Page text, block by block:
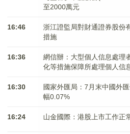
至2000萬元
16:46
浙江證監局對財通證券股份
措施
16:36
網信辦：大型個人信息處理
化等措施保障所處理個人信
16:30
國家外匯局：7月末中國外
幅0.07%
16:24 山金國際：港股上市工作正